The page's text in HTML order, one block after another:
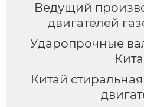
Ведущий
двигателей
Ударопрочные
Китай